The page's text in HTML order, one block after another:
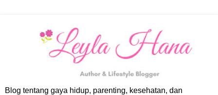
Blog tentang gaya hidup, parenting, kesehatan, dan